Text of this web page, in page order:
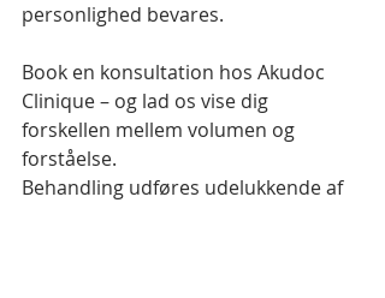
personlighed bevares.
Book en konsultation hos Akudoc
Clinique – og lad os vise dig
forskellen mellem volumen og
forståelse.
Behandling udføres udelukkende af